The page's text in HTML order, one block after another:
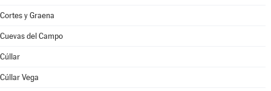
Cortes y Graena
Cuevas del Campo
Cúllar
Cúllar Vega